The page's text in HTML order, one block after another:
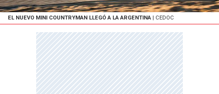
EL NUEVO MINI COUNTRYMAN LLEGÓ A LA ARGENTINA | CEDOC